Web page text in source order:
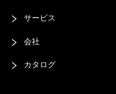
サービス
会社
カタログ